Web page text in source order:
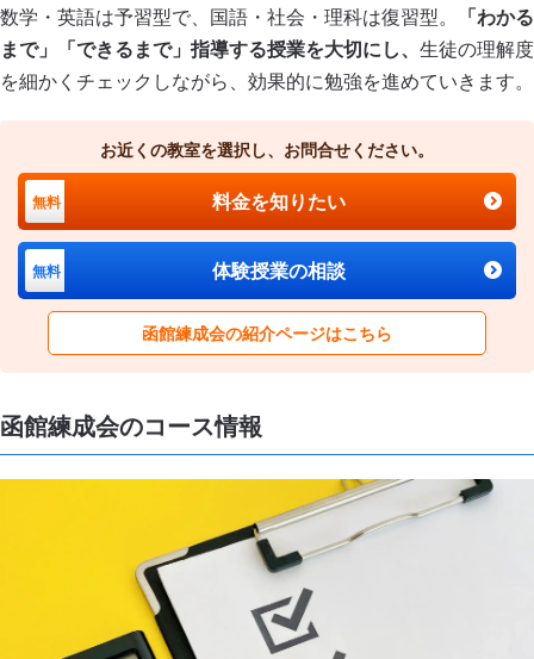
数学・英語は予習型で、国語・社会・理科は復習型。
「わかる
まで」「できるまで」指導する授業を大切にし、 生徒の理解度
を細かくチェックしながら、効果的に勉強を進めていきます。
お近くの教室を選択し、お問合せください。
無料 料金を知りたい
無料 体験授業の相談
函館練成会の紹介ページはこちら
函館練成会のコース情報